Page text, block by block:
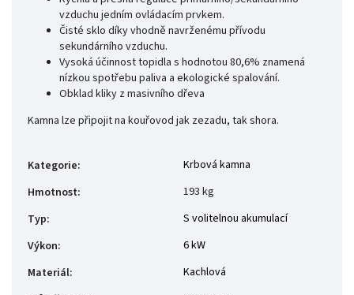
vzduchu jedním ovládacím prvkem.
Čisté sklo díky vhodně navrženému přívodu
sekundárního vzduchu.
Vysoká účinnost topidla s hodnotou 80,6% znamená
nízkou spotřebu paliva a ekologické spalování.
Obklad kliky z masivního dřeva
Kamna lze připojit na kouřovod jak zezadu, tak shora.
Kategorie:
Krbová kamna
Hmotnost:
193 kg
Typ:
S volitelnou akumulací
Výkon:
6 kW
Materiál:
Kachlová